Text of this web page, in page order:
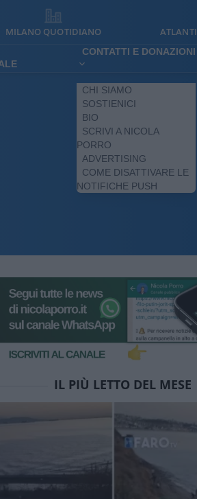
MILANO QUOTIDIANO
CONTATTI E DONAZIONI
CHI SIAMO
SOSTIENICI
BIO
SCRIVI A NICOLA
PORRO
ADVERTISING
COME DISATTIVARE LE
NOTIFICHE PUSH
IL PIÙ LETTO DEL MESE